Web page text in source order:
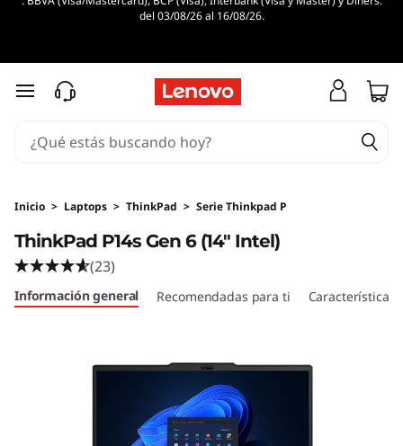
del 03/08/26 al 16/08/26.
Ir al contenido principal
Inicio > Laptops > ThinkPad > Serie Thinkpad P
ThinkPad P14s Gen 6 (14" Intel)
(23)
Información general Recomendadas para ti Características